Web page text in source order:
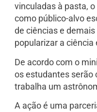
vinculadas à pasta,
como público-alvo
de ciências e
popularizar a
De acordo com o
os estudantes serão
trabalha um
A ação é uma